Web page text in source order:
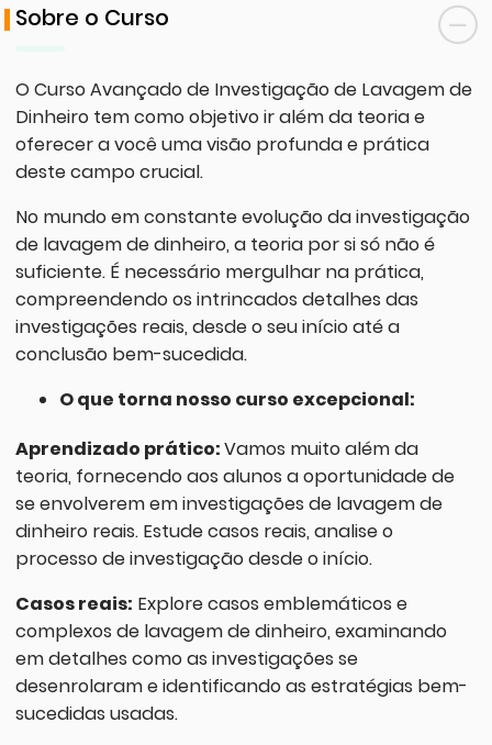
Sobre o Curso
O Curso Avançado de Investigação de Lavagem de
Dinheiro tem como objetivo ir além da teoria e
oferecer a você uma visão profunda e prática
deste campo crucial.
No mundo em constante evolução da investigação
de lavagem de dinheiro, a teoria por si só não é
suficiente. É necessário mergulhar na prática,
compreendendo os intrincados detalhes das
investigações reais, desde o seu início até a
conclusão bem-sucedida.
O que torna nosso curso excepcional:
Aprendizado prático:Vamos muito além da
teoria, fornecendo aos alunos a oportunidade de
se envolverem em investigações de lavagem de
dinheiro reais. Estude casos reais, analise o
processo de investigação desde o início.
Casos reais: Explore casos emblemáticos e
complexos de lavagem de dinheiro, examinando
em detalhes como as investigações se
desenrolaram e identificando as estratégias bem-
sucedidas usadas.